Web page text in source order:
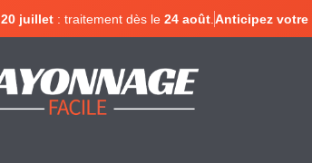
20 juillet: traitement dès le 24 août. Anticipez votre